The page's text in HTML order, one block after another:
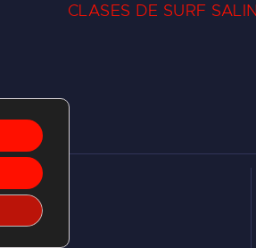
CLASES DE SURF